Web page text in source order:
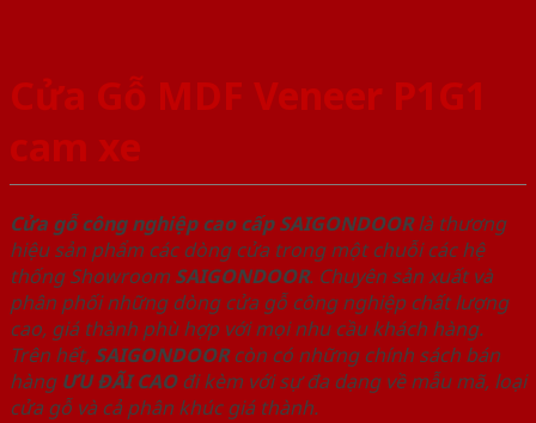
Cửa Gỗ MDF Veneer P1G1
cam xe
Cửa gỗ công nghiệp cao cấp SAIGONDOORlà thương
hiệu sản phẩm các dòng cửa trong một chuỗi các hệ
thống Showroom SAIGONDOOR. Chuyên sản xuất và
phân phối những dòng cửa gỗ công nghiệp chất lượng
cao, giá thành phù hợp với mọi nhu cầu khách hàng.
Trên hết, SAIGONDOORcòn có những chính sách bán
hàng ƯU ĐÃI CAOđi kèm với sự đa dạng về mẫu mã, loại
cửa gỗ và cả phân khúc giá thành.